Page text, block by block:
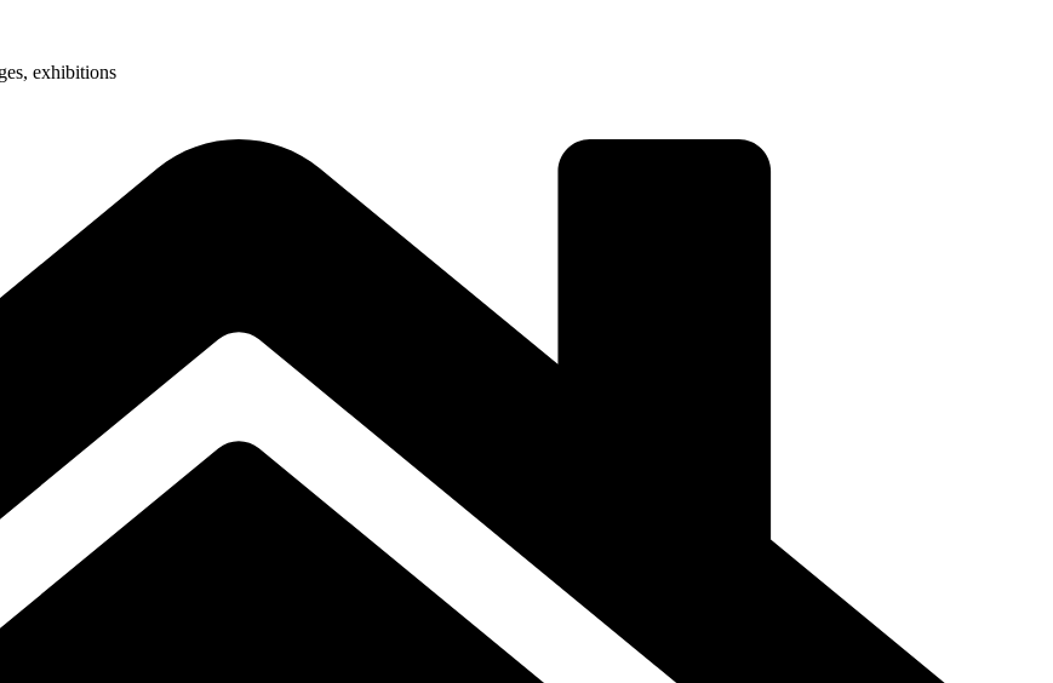
exhibitions